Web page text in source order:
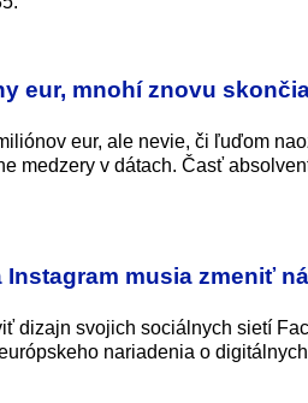
eur, mnohí znovu
eur, ale nevie, či ľuďom
medzery v dátach. Časť
musia zmeniť
dizajn svojich sociálnych sietí
nariadenia o